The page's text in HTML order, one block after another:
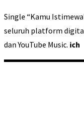
Single “Kamu
seluruh platform
dan YouTube Music. ich